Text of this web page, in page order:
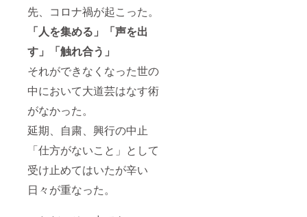
先、コロナ禍が起こった。
「人を集める」「声を出
す」「触れ合う」
それができなくなった世の
中において大道芸はなす術
がなかった。
延期、自粛、興行の中止
「仕方がないこと」として
受け止めてはいたが辛い
日々が重なった。